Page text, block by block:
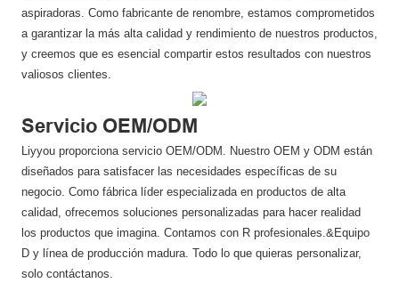
aspiradoras. Como fabricante de renombre, estamos comprometidos
a garantizar la más alta calidad y rendimiento de nuestros productos,
y creemos que es esencial compartir estos resultados con nuestros
valiosos clientes.
Servicio OEM/ODM
Liyyou proporciona servicio OEM/ODM. Nuestro OEM y ODM están
diseñados para satisfacer las necesidades específicas de su
negocio. Como fábrica líder especializada en productos de alta
calidad, ofrecemos soluciones personalizadas para hacer realidad
los productos que imagina. Contamos con R profesionales.&Equipo
D y línea de producción madura. Todo lo que quieras personalizar,
solo contáctanos.